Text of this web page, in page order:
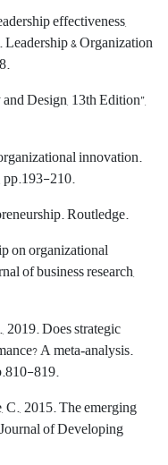
effectiveness,
& Organization
Design, 13th Edition”,
innovation.
pp.193-210.
Routledge.
on organizational
of business research,
2019. Does strategic
A meta‐analysis.
819.
C., 2015. The emerging
of Developing